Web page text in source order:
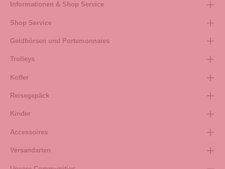
Informationen & Shop Service
Shop Service
Geldbörsen und Portemonnaies
Trolleys
Koffer
Reisegepäck
Kinder
Accessoires
Versandarten